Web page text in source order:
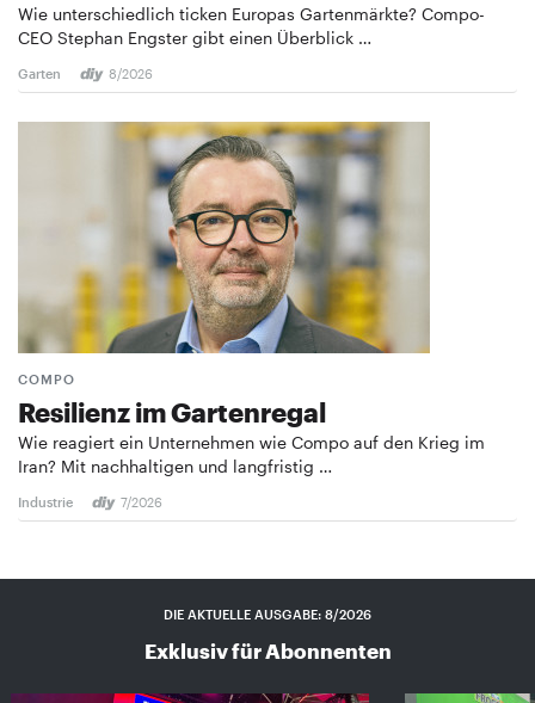
Wie unterschiedlich ticken Europas Gartenmärkte? Compo-
CEO Stephan Engster gibt einen Überblick …
Garten 8/2026
COMPO
Resilienz im Gartenregal
Wie reagiert ein Unternehmen wie Compo auf den Krieg im
Iran? Mit nachhaltigen und langfristig …
Industrie 7/2026
DIE AKTUELLE AUSGABE: 8/2026
Exklusiv für Abonnenten